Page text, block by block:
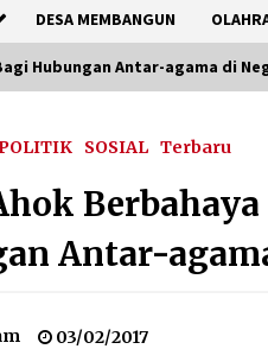
DESA MEMBANGUN
Hubungan Antar-agama di
SOSIAL Terbaru
Berbahaya
Antar-
03/02/2017